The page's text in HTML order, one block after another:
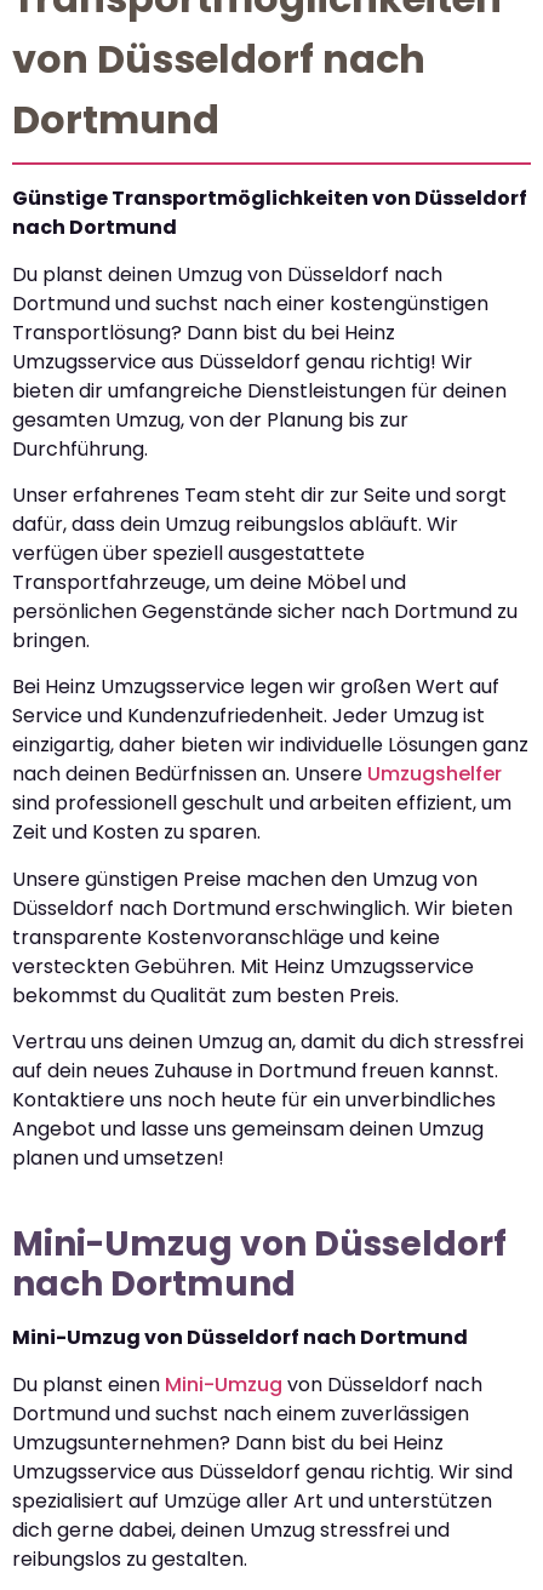
von Düsseldorf nach
Dortmund
Günstige Transportmöglichkeiten von Düsseldorf
nach Dortmund
Du planst deinen Umzug von Düsseldorf nach
Dortmund und suchst nach einer kostengünstigen
Transportlösung? Dann bist du bei Heinz
Umzugsservice aus Düsseldorf genau richtig! Wir
bieten dir umfangreiche Dienstleistungen für deinen
gesamten Umzug, von der Planung bis zur
Durchführung.
Unser erfahrenes Team steht dir zur Seite und sorgt
dafür, dass dein Umzug reibungslos abläuft. Wir
verfügen über speziell ausgestattete
Transportfahrzeuge, um deine Möbel und
persönlichen Gegenstände sicher nach Dortmund zu
bringen.
Bei Heinz Umzugsservice legen wir großen Wert auf
Service und Kundenzufriedenheit. Jeder Umzug ist
einzigartig, daher bieten wir individuelle Lösungen ganz
nach deinen Bedürfnissen an. Unsere Umzugshelfer
sind professionell geschult und arbeiten effizient, um
Zeit und Kosten zu sparen.
Unsere günstigen Preise machen den Umzug von
Düsseldorf nach Dortmund erschwinglich. Wir bieten
transparente Kostenvoranschläge und keine
versteckten Gebühren. Mit Heinz Umzugsservice
bekommst du Qualität zum besten Preis.
Vertrau uns deinen Umzug an, damit du dich stressfrei
auf dein neues Zuhause in Dortmund freuen kannst.
Kontaktiere uns noch heute für ein unverbindliches
Angebot und lasse uns gemeinsam deinen Umzug
planen und umsetzen!
Mini-Umzug von Düsseldorf
nach Dortmund
Mini-Umzug von Düsseldorf nach Dortmund
Du planst einen Mini-Umzug von Düsseldorf nach
Dortmund und suchst nach einem zuverlässigen
Umzugsunternehmen? Dann bist du bei Heinz
Umzugsservice aus Düsseldorf genau richtig. Wir sind
spezialisiert auf Umzüge aller Art und unterstützen
dich gerne dabei, deinen Umzug stressfrei und
reibungslos zu gestalten.